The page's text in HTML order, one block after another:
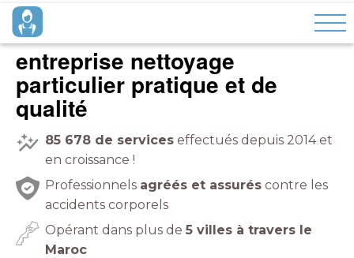
entreprise nettoyage
particulier pratique et de
qualité
85 678 de services effectués depuis 2014 et
en croissance !
Professionnels agréés et assurés contre les
accidents corporels
Opérant dans plus de 5 villes à travers le
Maroc